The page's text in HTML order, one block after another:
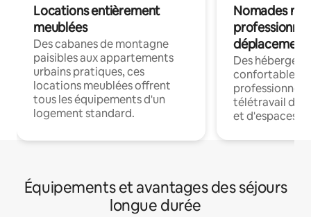
Locations entièrement
meublées
Des cabanes de montagne
paisibles aux appartements
urbains pratiques, ces
locations meublées offrent
tous les équipements d'un
logement standard.
Nomades
déplacement
Des
confortables
professionnels
télétravail
et d'espaces
Équipements et avantages des séjours
longue durée